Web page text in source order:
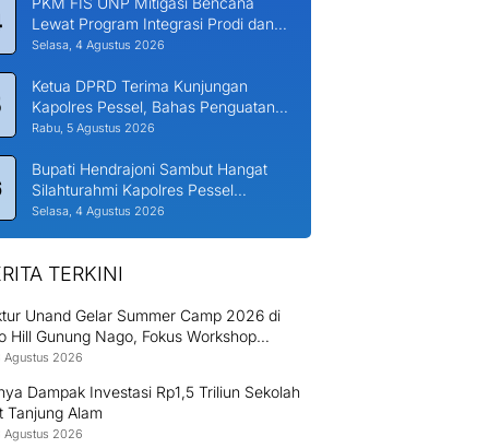
Lewat Program Integrasi Prodi dan
Nagari di Padang Laweh Malalo
Selasa, 4 Agustus 2026
Ketua DPRD Terima Kunjungan
Kapolres Pessel, Bahas Penguatan
Kerjasama Hankamtibmas
Rabu, 5 Agustus 2026
Bupati Hendrajoni Sambut Hangat
Silahturahmi Kapolres Pessel
Bersama PJU
Selasa, 4 Agustus 2026
TERKINI
Unand Gelar Summer Camp 2026 di
Hill Gunung Nago, Fokus Workshop
Bambu dan Huntap Kayu
Agustus 2026
Dampak Investasi Rp1,5 Triliun Sekolah
Tanjung Alam
Agustus 2026